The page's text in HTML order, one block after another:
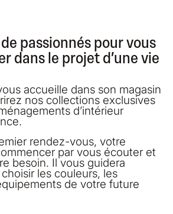
passionnés pour vous
dans le projet d’une vie
accueille dans son magasin
nos collections exclusives
d’intérieur
rendez-vous, votre
par vous écouter et
besoin. Il vous guidera
les couleurs, les
de votre future